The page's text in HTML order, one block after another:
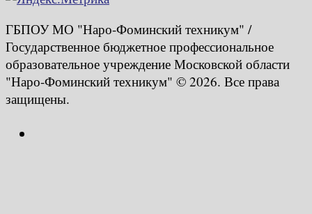
ГБПОУ МО "Наро-Фоминский техникум" /
Государственное бюджетное профессиональное
образовательное учреждение Московской области
"Наро-Фоминский техникум" © 2026. Все права
защищены.